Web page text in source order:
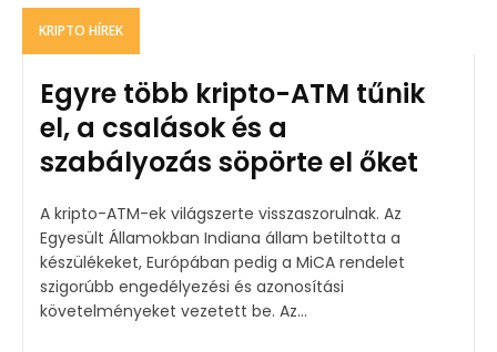
KRIPTO HÍREK
Egyre több kripto-ATM tűnik
el, a csalások és a
szabályozás söpörte el őket
A kripto-ATM-ek világszerte visszaszorulnak. Az
Egyesült Államokban Indiana állam betiltotta a
készülékeket, Európában pedig a MiCA rendelet
szigorúbb engedélyezési és azonosítási
követelményeket vezetett be. Az...